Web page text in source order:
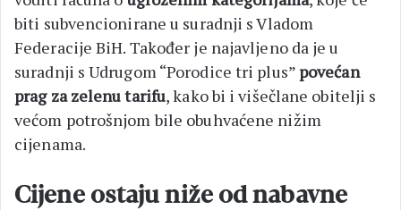
biti subvencionirane u suradnji s Vladom
Federacije BiH. Također je najavljeno da je u
suradnji s Udrugom “Porodice tri plus”povećan
prag za zelenu tarifu, kako bi i višečlane obitelji s
većom potrošnjom bile obuhvaćene nižim
cijenama.
Cijene ostaju niže od nabavne